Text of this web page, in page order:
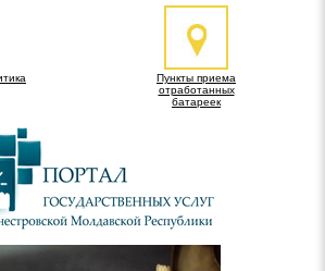
Пункты приема
отработанных
батареек